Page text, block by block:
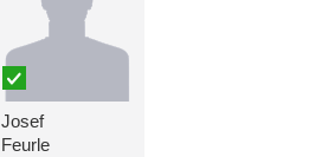
Josef
Feurle